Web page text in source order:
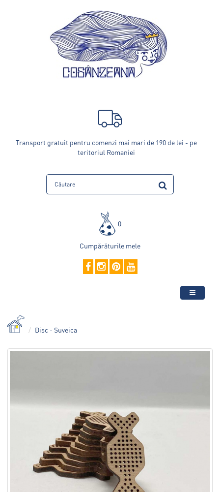
Transport gratuit pentru comenzi mai mari de 190 de lei - pe
teritoriul Romaniei
0
Cumpărăturile mele
Disc - Suveica